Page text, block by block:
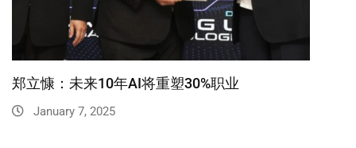
郑立慷：未来10年AI将重塑30%职业
January 7, 2025